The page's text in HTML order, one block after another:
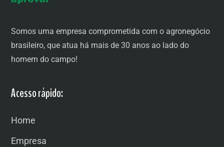
Somos uma empresa comprometida com o agronegócio
brasileiro, que atua há mais de 30 anos ao lado do
homem do campo!
Acesso rápido:
Home
Empresa